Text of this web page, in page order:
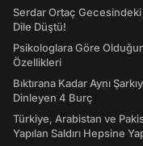
Serdar Ortaç
Dile Düştü!
Psikologlara Göre
Özellikleri
Bıktırana Kadar Aynı
Dinleyen 4 Burç
Türkiye, Arabistan ve
Yapılan Saldırı Hepsine